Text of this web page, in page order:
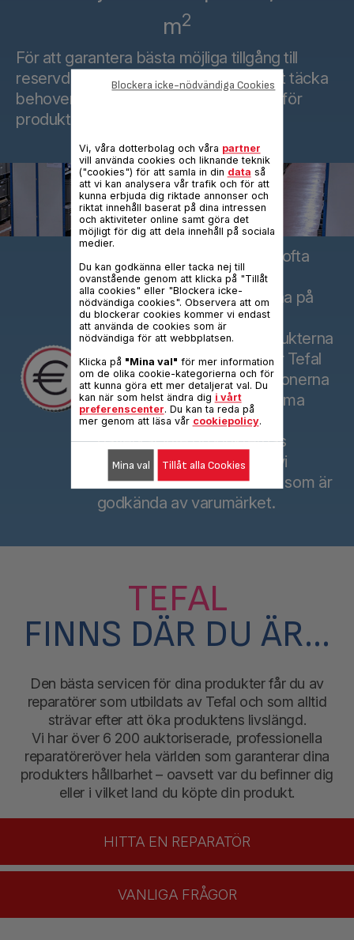
m2
För att garantera bästa möjliga tillgång till
reservdelar har Tefal dem i lager för att täcka
behoven för många år framöver, även för
produkter som inte längre tillverkas.
Att reparera en produkt är ofta
billigare än att köpa en ny
Genom att anpassa priserna på
reservdelar och erbjuda
reparationer som gör produkterna
redo att användas igen gör Tefal
allt för att se till att reparationerna
är så ekonomiskt gynnsamma
som möjligt. Reparationen
påverkar inte produkternas
kvalitet på något sätt och vi
använder alltid reservdelar som är
godkända av varumärket.
TEFAL
FINNS DÄR DU ÄR…
Den bästa servicen för dina produkter får du av
reparatörer som utbildats av Tefal och som alltid
strävar efter att öka produktens livslängd.
Vi har över 6 200 auktoriserade, professionella
reparatöreröver hela världen som garanterar dina
produkters hållbarhet – oavsett var du befinner dig
eller i vilket land du köpte din produkt.
HITTA EN REPARATÖR
VANLIGA FRÅGOR
Vi, våra dotterbolag och våra partner
vill använda cookies och liknande teknik
("cookies") för att samla in din data så
att vi kan analysera vår trafik och för att
kunna erbjuda dig riktade annonser och
riktat innehåll baserat på dina intressen
och aktiviteter online samt göra det
möjligt för dig att dela innehåll på sociala
medier.
Du kan godkänna eller tacka nej till
ovanstående genom att klicka på "Tillåt
alla cookies" eller "Blockera icke-
nödvändiga cookies". Observera att om
du blockerar cookies kommer vi endast
att använda de cookies som är
nödvändiga för att webbplatsen.
Klicka på "Mina val" för mer information
om de olika cookie-kategorierna och för
att kunna göra ett mer detaljerat val. Du
kan när som helst ändra dig i vårt
preferenscenter. Du kan ta reda på
mer genom att läsa vår cookiepolicy.
Blockera icke-nödvändiga Cookies
Mina val Tillåt alla Cookies